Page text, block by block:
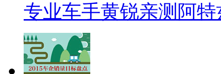
专业车手黄锐亲测阿特